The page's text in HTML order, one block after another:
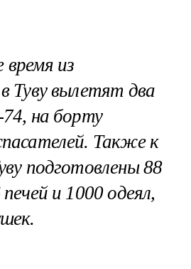
из
Тувувылетят два
на борту
Также к
подготовлены 88
и 1000 одеял,